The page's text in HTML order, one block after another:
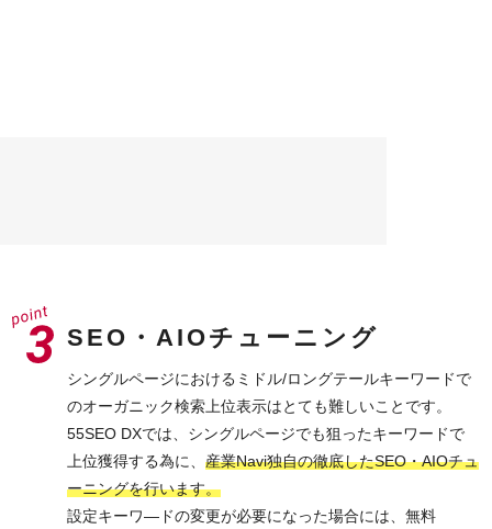
SEO・AIOチューニング
シングルページにおけるミドル/ロングテールキーワードで
のオーガニック検索上位表示はとても難しいことです。
55SEO DXでは、シングルページでも狙ったキーワードで
上位獲得する為に、産業Navi独自の徹底したSEO・AIOチュ
ーニングを行います。
設定キーワ―ドの変更が必要になった場合には、無料